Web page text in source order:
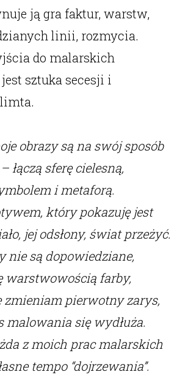
ją gra faktur, warstw,
linii, rozmycia.
do malarskich
sztuka secesji i
obrazy są na swój sposób
– łączą sferę cielesną,
i metaforą.
który pokazuję jest
jej odsłony, świat przeżyć.
nie są dopowiedziane,
warstwowością farby,
pierwotny zarys,
malowania się wydłuża.
z moich prac malarskich
tempo “dojrzewania”.